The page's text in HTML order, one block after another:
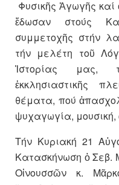
Φυσικῆς Ἀγωγῆς
ἔδωσαν στούς
συμμετοχῆς στήν
τήν μελέτη τοῦ
Ἱστορίας μας,
ἐκκλησιαστικῆς
θέματα, πού
ψυχαγωγία, μουσική,
Τήν Κυριακή 21
Κατασκήνωση ὁ Σεβ.
Οἰνουσσῶν κ.